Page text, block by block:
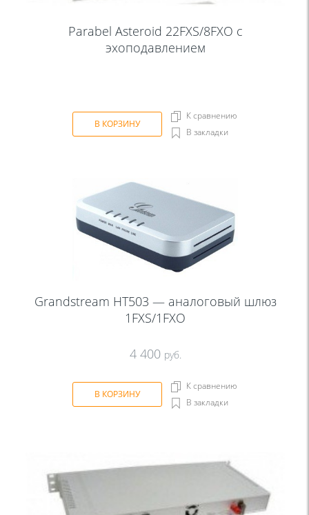
Parabel Asteroid 22FXS/8FXO с
эхоподавлением
В КОРЗИНУ
К сравнению
В закладки
Grandstream HT503 — аналоговый шлюз
1FXS/1FXO
4 400 руб.
В КОРЗИНУ
К сравнению
В закладки